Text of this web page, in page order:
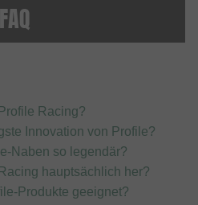
Racing?
Innovation von Profile?
Naben so legendär?
hauptsächlich her?
Produkte geeignet?